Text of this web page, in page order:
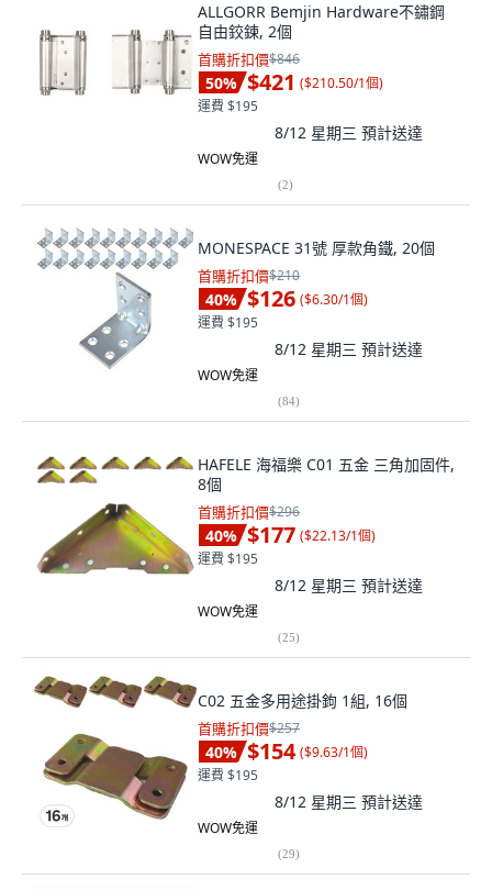
ALLGORR Bemjin Hardware不鏽鋼
自由鉸鍊, 2個
首購折扣價$846
50% $421 ($210.50/1個)
運費 $195
8/12 星期三 預計送達
WOW免運
(2)
MONESPACE 31號 厚款角鐵, 20個
首購折扣價$210
40% $126 ($6.30/1個)
運費 $195
8/12 星期三 預計送達
WOW免運
(84)
HAFELE 海福樂 C01 五金 三角加固件,
8個
首購折扣價$296
40% $177 ($22.13/1個)
運費 $195
8/12 星期三 預計送達
WOW免運
(25)
C02 五金多用途掛鉤 1組, 16個
首購折扣價$257
40% $154 ($9.63/1個)
運費 $195
8/12 星期三 預計送達
WOW免運
(29)